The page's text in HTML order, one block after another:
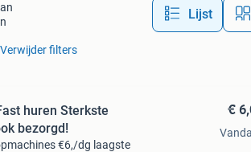
Lijst
Verwijder filters
huren Sterkste
bezorgd!
€6,/dg laagste
€